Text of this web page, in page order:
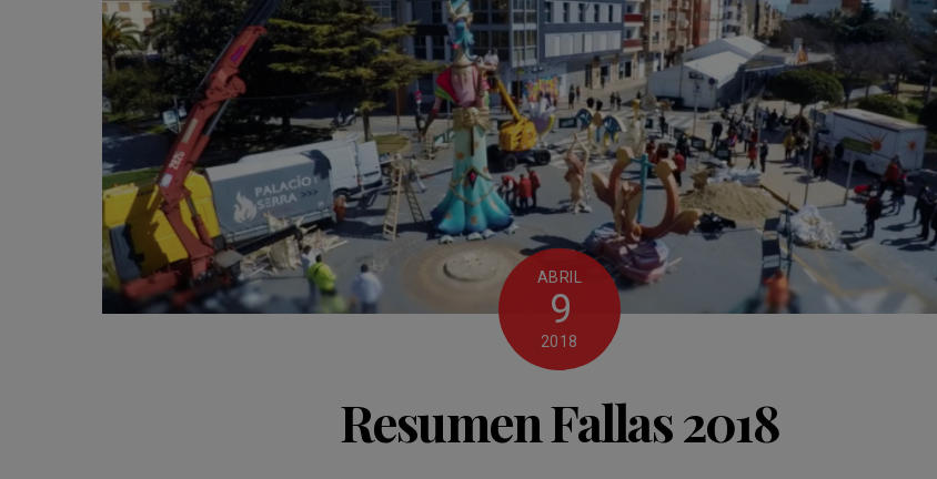
ABRIL
9
2018
Resumen Fallas 2018